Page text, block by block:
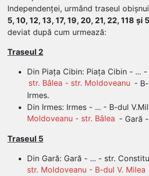
Independenței, urmând traseul
5, 10, 12, 13, 17, 19, 20, 21, 22, 118 și
deviat după cum urmează:
Traseul 2
Din Piața Cibin: Piața Cibin - ...
str. Bâlea - str. Moldoveanu -
Irmes.
Din Irmes: Irmes - ... - B-dul
Moldoveanu - str. Bâlea - Gară
Traseul 5
Din Gară: Gară - ... - str.
str. Moldoveanu - B-dul V. Milea